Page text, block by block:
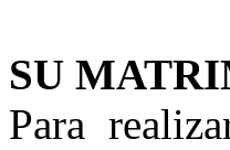
SU
Para